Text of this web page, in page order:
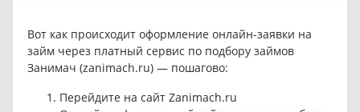
Вот как происходит оформление онлайн-заявки на
займ через платный сервис по подбору займов
Занимач (zanimach.ru) — пошагово:
Перейдите на сайт Zanimach.ru